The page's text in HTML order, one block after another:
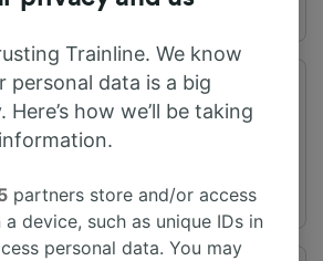
距离
183 km
Trainline. We know
personal data is a big
how we’ll be taking
partners store and/or access
device, such as unique IDs in
personal data. You may